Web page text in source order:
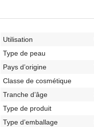
Utilisation
Type de peau
Pays d’origine
Classe de cosmétique
Tranche d’âge
Type de produit
Type d’emballage